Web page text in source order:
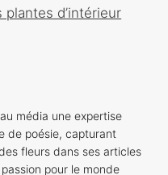
d’intérieur
média une expertise
de poésie, capturant
fleurs dans ses articles
pour le monde